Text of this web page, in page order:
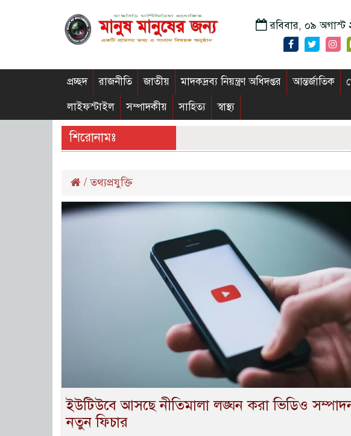
রবিবার, ০৯
প্রচ্ছদ রাজনীতি জাতীয় মাদকদ্রব্য নিয়ন্ত্রণ অধিদপ্তর আন্তর্জাতিক
লাইফস্টাইল
সম্পাদকীয় সাহিত্য স্বাস্থ্য
শিরোনামঃ
/তথ্যপ্রযুক্তি
ইউটিউবে আসছে নীতিমালা লঙ্ঘন করা ভিডিও
নতুন ফিচার